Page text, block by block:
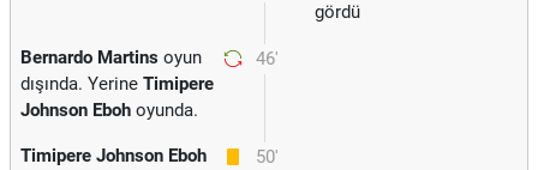
gördü
46'
Bernardo Martins oyun
dışında. Yerine Timipere
Johnson Eboh oyunda.
50'
Timipere Johnson Eboh